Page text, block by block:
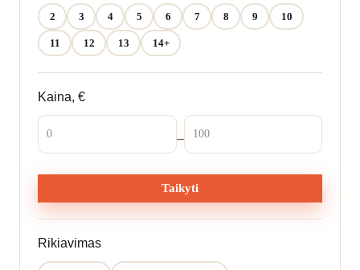
Dėlionės
Parduotuvė
2 3 4 5 6 7 8 9 10
11 12 13 14+
Kaina, €
–
Taikyti
Rikiavimas